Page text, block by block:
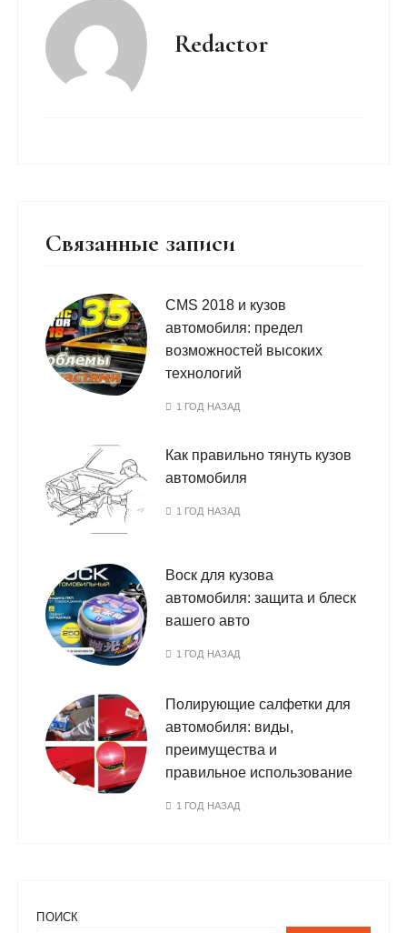
Redactor
Связанные записи
CMS 2018 и кузов
автомобиля: предел
возможностей высоких
технологий
1 ГОД НАЗАД
Как правильно тянуть кузов
автомобиля
1 ГОД НАЗАД
Воск для кузова
автомобиля: защита и блеск
вашего авто
1 ГОД НАЗАД
Полирующие салфетки для
автомобиля: виды,
преимущества и
правильное использование
1 ГОД НАЗАД
ПОИСК